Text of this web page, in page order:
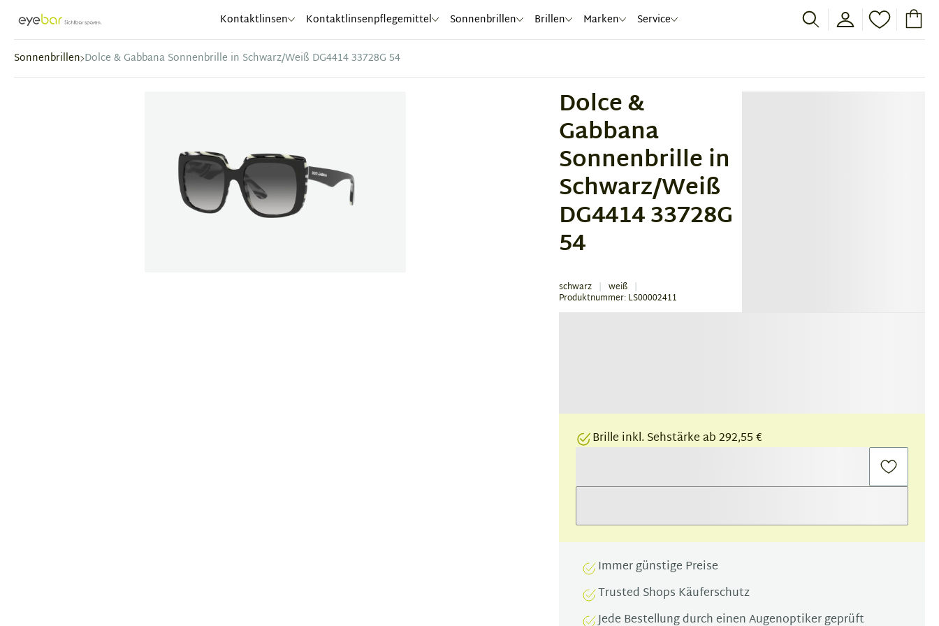
Abele Optic Kontaktlinsen Kontaktlinsenpflegemittel Sonnenbrillen Brillen Marken Service
Sonnenbrillen Dolce & Gabbana Sonnenbrille in Schwarz/Weiß DG4414 33728G 54
Dolce &
Gabbana
Sonnenbrille in
Schwarz/Weiß
DG4414 33728G
54
schwarz weiß
Produktnummer: LS00002411
Brille inkl. Sehstärke ab 292,55 €
Immer günstige Preise
Trusted Shops Käuferschutz
Jede Bestellung durch einen Augenoptiker geprüft